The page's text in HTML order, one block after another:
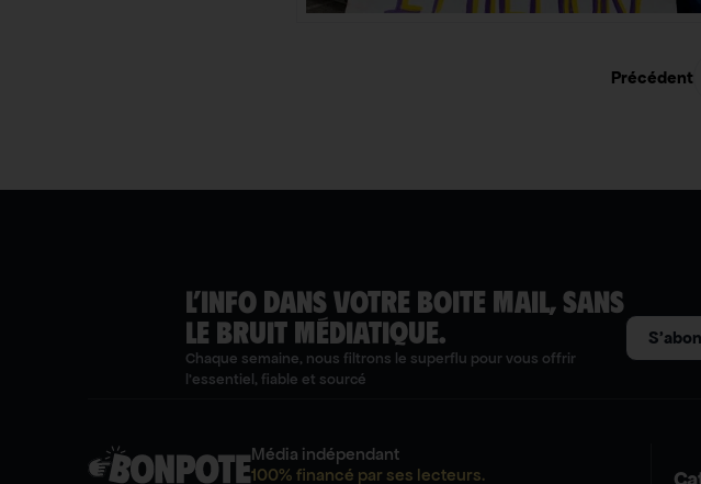
Précédent
L’INFO DANS VOTRE BOITE MAIL, SANS
LE BRUIT MÉDIATIQUE.
Chaque semaine, nous filtrons le superflu pour vous offrir
l'essentiel, fiable et sourcé
Média indépendant
100% financé par ses lecteurs.